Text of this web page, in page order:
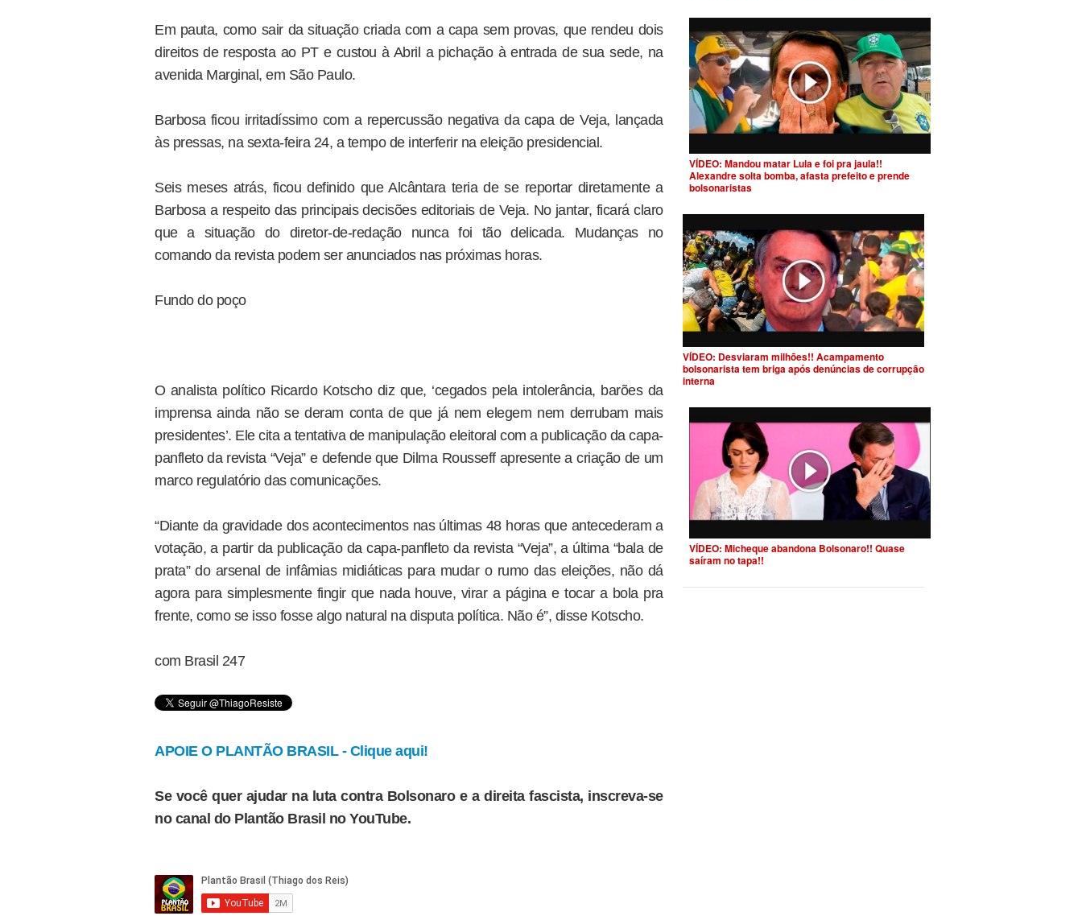
Em pauta, como sair da situação criada com a capa sem provas, que rendeu dois
direitos de resposta ao PT e custou à Abril a pichação à entrada de sua sede, na
avenida Marginal, em São Paulo.
Barbosa ficou irritadíssimo com a repercussão negativa da capa de Veja, lançada
às pressas, na sexta-feira 24, a tempo de interferir na eleição presidencial.
Seis meses atrás, ficou definido que Alcântara teria de se reportar diretamente a
Barbosa a respeito das principais decisões editoriais de Veja. No jantar, ficará claro
que a situação do diretor-de-redação nunca foi tão delicada. Mudanças no
comando da revista podem ser anunciados nas próximas horas.
Fundo do poço
O analista político Ricardo Kotscho diz que, ‘cegados pela intolerância, barões da
imprensa ainda não se deram conta de que já nem elegem nem derrubam mais
presidentes’. Ele cita a tentativa de manipulação eleitoral com a publicação da capa-
panfleto da revista “Veja” e defende que Dilma Rousseff apresente a criação de um
marco regulatório das comunicações.
“Diante da gravidade dos acontecimentos nas últimas 48 horas que antecederam a
votação, a partir da publicação da capa-panfleto da revista “Veja”, a última “bala de
prata” do arsenal de infâmias midiáticas para mudar o rumo das eleições, não dá
agora para simplesmente fingir que nada houve, virar a página e tocar a bola pra
frente, como se isso fosse algo natural na disputa política. Não é”, disse Kotscho.
com Brasil 247
APOIE O PLANTÃO BRASIL - Clique aqui!
Se você quer ajudar na luta contra Bolsonaro e a direita fascista, inscreva-se
no canal do Plantão Brasil no YouTube.
VÍDEO: Mandou matar Lula e foi pra jaula!!
Alexandre solta bomba, afasta prefeito e prende
bolsonaristas
VÍDEO: Desviaram milhões!! Acampamento
bolsonarista tem briga após denúncias de corrupção
interna
VÍDEO: Micheque abandona Bolsonaro!! Quase
saíram no tapa!!